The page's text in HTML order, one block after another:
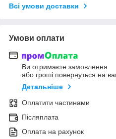
Всі умови доставки
Умови оплати
Ви отримаєте замовлення
або гроші повернуться на
Детальніше
Оплатити частинами
Післяплата
Оплата на рахунок